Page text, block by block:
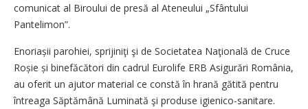
comunicat al Biroului de presă al Ateneului „Sfântului
Pantelimon”.
Enoriașii parohiei, sprijiniţi şi de Societatea Naţională de Cruce
Roșie și binefăcători din cadrul Eurolife ERB Asigurări România,
au oferit un ajutor material ce constă în hrană gătită pentru
întreaga Săptămână Luminată şi produse igienico-sanitare.